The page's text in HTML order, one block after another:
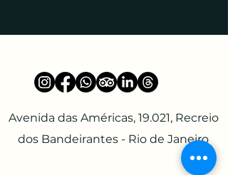
Avenida das Américas, 19.021, Recreio
dos Bandeirantes - Rio de Janeiro